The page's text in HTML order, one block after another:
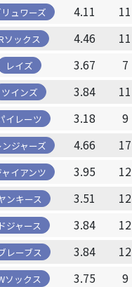
ュワーズ 4.11 11
ソックス 4.46 11
レイズ 3.67 7
ツインズ 3.84 11
イレーツ 3.18 9
ンジャーズ 4.66 17
ャイアンツ 3.95 12
ンキース 3.51 12
ドジャース 3.84 12
レーブス 3.84 12
ソックス 3.75 9